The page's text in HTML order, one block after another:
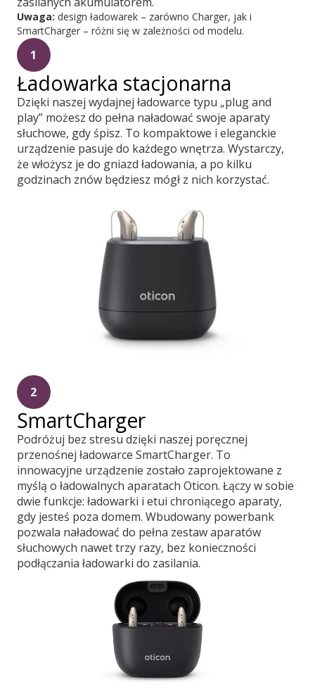
Uwaga: design ładowarek – zarówno Charger, jak i
SmartCharger – różni się w zależności od modelu.
1
Ładowarka stacjonarna
Dzięki naszej wydajnej ładowarce typu „plug and
play” możesz do pełna naładować swoje aparaty
słuchowe, gdy śpisz. To kompaktowe i eleganckie
urządzenie pasuje do każdego wnętrza. Wystarczy,
że włożysz je do gniazd ładowania, a po kilku
godzinach znów będziesz mógł z nich korzystać.
2
SmartCharger
Podróżuj bez stresu dzięki naszej poręcznej
przenośnej ładowarce SmartCharger. To
innowacyjne urządzenie zostało zaprojektowane z
myślą o ładowalnych aparatach Oticon. Łączy w sobie
dwie funkcje: ładowarki i etui chroniącego aparaty,
gdy jesteś poza domem. Wbudowany powerbank
pozwala naładować do pełna zestaw aparatów
słuchowych nawet trzy razy, bez konieczności
podłączania ładowarki do zasilania.